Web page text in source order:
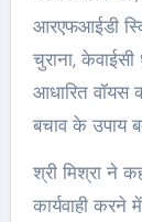
आरएफआईडी
चुराना,
आधारित वॉयस
बचाव के उपाय
श्री मिश्रा ने
कार्यवाही करने